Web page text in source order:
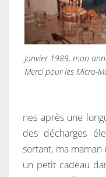
Janvier 1989, mon
Merci pour les Micro-
nes après une
des décharges
sortant, ma maman
un petit cadeau